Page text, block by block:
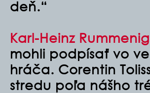
deň.“
Karl-Heinz
mohli podpísať vo
hráča. Corentin
stredu poľa nášho